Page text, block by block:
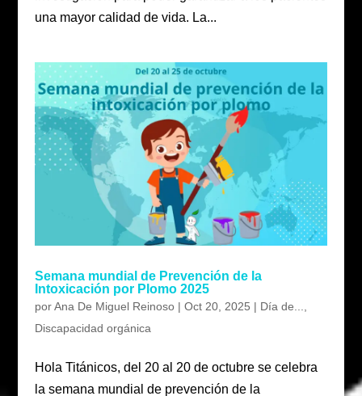
una mayor calidad de vida. La...
Semana mundial de Prevención de la
Intoxicación por Plomo 2025
porAna De Miguel Reinoso| Oct 20, 2025 | Día de...
Discapacidad orgánica
Hola Titánicos, del 20 al 20 de octubre se celebra
la semana mundial de prevención de la